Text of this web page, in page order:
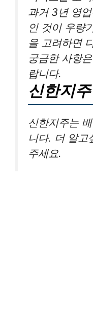
과거 3년 영
인 것이 우량
을 고려하면
궁금한 사항
랍니다.
신한지
신한지주는
니다. 더 알고
주세요.